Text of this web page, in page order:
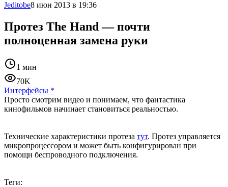
Jeditobe8 июн 2013 в 19:36
Протез The Hand — почти
полноценная замена руки
1 мин
70K
Интерфейсы *
Просто смотрим видео и понимаем, что фантастика
кинофильмов начинает становиться реальностью.
Технические характеристики протеза тут. Протез управляется
микропроцессором и может быть конфигурирован при
помощи беспроводного подключения.
Теги: